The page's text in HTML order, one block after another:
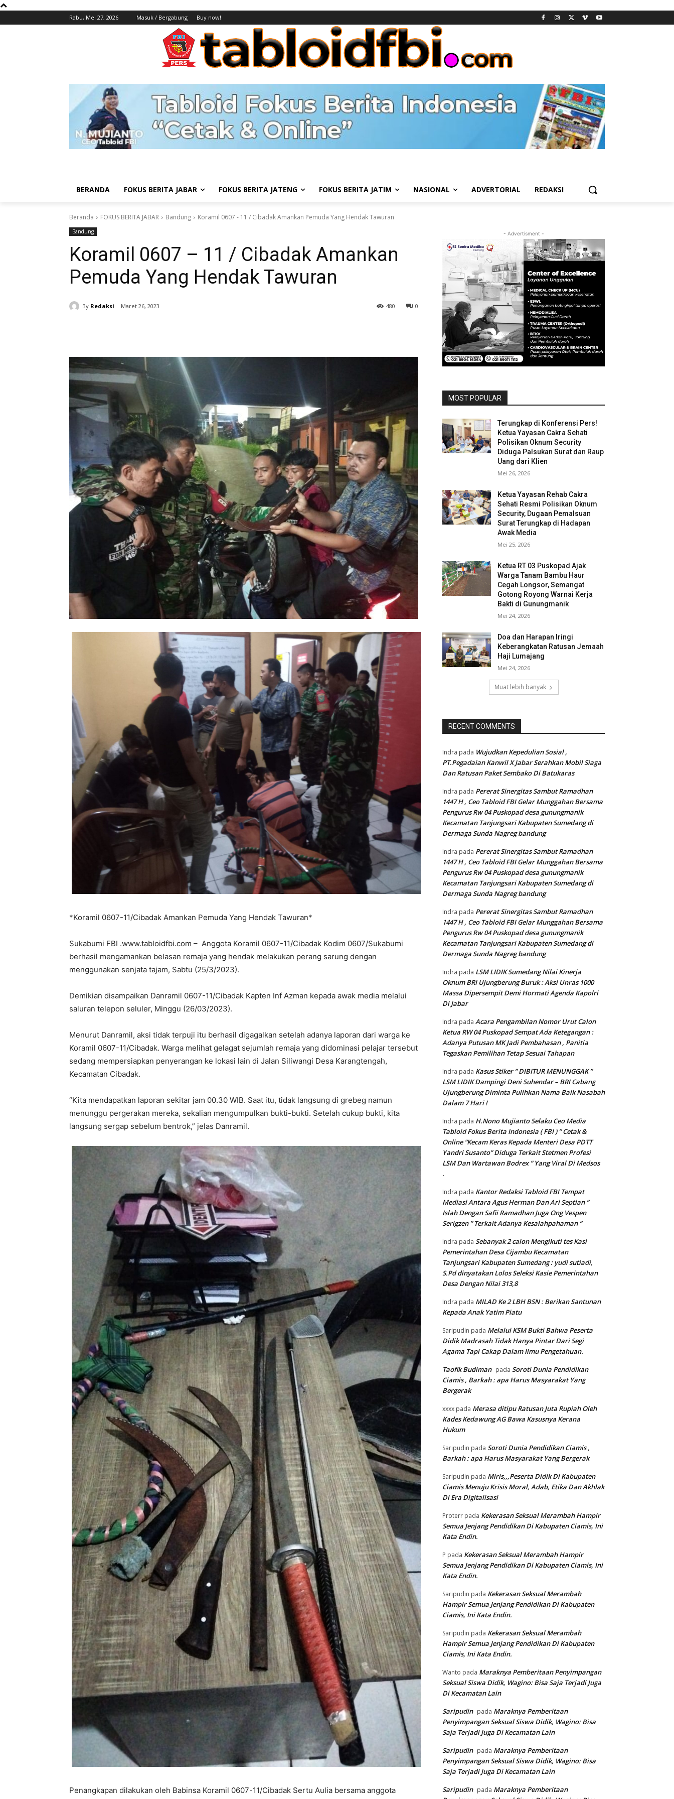
Rabu, Mei 27, 2026 Masuk / Bergabung Buy now!
BERANDA FOKUS BERITA JABAR FOKUS BERITA JATENG FOKUS BERITA JATIM NASIONAL ADVERTORIAL REDAKSI
Beranda FOKUS BERITA JABAR Bandung Koramil 0607 - 11 / Cibadak Amankan Pemuda Yang Hendak Tawuran
Bandung
Koramil 0607 – 11 / Cibadak Amankan
Pemuda Yang Hendak Tawuran
By Redaksi Maret 26, 2023 0
480
*Koramil 0607-11/Cibadak Amankan Pemuda Yang Hendak Tawuran*
Sukabumi FBI .www.tabloidfbi.com – Anggota Koramil 0607-11/Cibadak Kodim 0607/Sukabumi
berhasil mengamankan belasan remaja yang hendak melakukan perang sarung dengan
menggunakan senjata tajam, Sabtu (25/3/2023).
Demikian disampaikan Danramil 0607-11/Cibadak Kapten Inf Azman kepada awak media melalui
saluran telepon seluler, Minggu (26/03/2023).
Menurut Danramil, aksi tidak terpuji itu berhasil digagalkan setelah adanya laporan dari warga ke
Koramil 0607-11/Cibadak. Warga melihat gelagat sejumlah remaja yang didominasi pelajar tersebut
sedang mempersiapkan penyerangan ke lokasi lain di Jalan Siliwangi Desa Karangtengah,
Kecamatan Cibadak.
“Kita mendapatkan laporan sekitar jam 00.30 WIB. Saat itu, tidak langsung di grebeg namun
menunggu pergerakan mereka, sekalian mengumpulkan bukti-bukti. Setelah cukup bukti, kita
langsung sergap sebelum bentrok,” jelas Danramil.
Penangkapan dilakukan oleh Babinsa Koramil 0607-11/Cibadak Sertu Aulia bersama anggota
- Advertisment -
MOST POPULAR
Terungkap di Konferensi Pers!
Ketua Yayasan Cakra Sehati
Polisikan Oknum Security
Diduga Palsukan Surat dan Raup
Uang dari Klien
Mei 26, 2026
Ketua Yayasan Rehab Cakra
Sehati Resmi Polisikan Oknum
Security, Dugaan Pemalsuan
Surat Terungkap di Hadapan
Awak Media
Mei 25, 2026
Ketua RT 03 Puskopad Ajak
Warga Tanam Bambu Haur
Cegah Longsor, Semangat
Gotong Royong Warnai Kerja
Bakti di Gunungmanik
Mei 24, 2026
Doa dan Harapan Iringi
Keberangkatan Ratusan Jemaah
Haji Lumajang
Mei 24, 2026
Muat lebih banyak
RECENT COMMENTS
Indra pada Wujudkan Kepedulian Sosial ,
PT.Pegadaian Kanwil X Jabar Serahkan Mobil Siaga
Dan Ratusan Paket Sembako Di Batukaras
Indra pada Pererat Sinergitas Sambut Ramadhan
1447 H , Ceo Tabloid FBI Gelar Munggahan Bersama
Pengurus Rw 04 Puskopad desa gunungmanik
Kecamatan Tanjungsari Kabupaten Sumedang di
Dermaga Sunda Nagreg bandung
Indra pada Pererat Sinergitas Sambut Ramadhan
1447 H , Ceo Tabloid FBI Gelar Munggahan Bersama
Pengurus Rw 04 Puskopad desa gunungmanik
Kecamatan Tanjungsari Kabupaten Sumedang di
Dermaga Sunda Nagreg bandung
Indra pada Pererat Sinergitas Sambut Ramadhan
1447 H , Ceo Tabloid FBI Gelar Munggahan Bersama
Pengurus Rw 04 Puskopad desa gunungmanik
Kecamatan Tanjungsari Kabupaten Sumedang di
Dermaga Sunda Nagreg bandung
Indra pada LSM LIDIK Sumedang Nilai Kinerja
Oknum BRI Ujungberung Buruk : Aksi Unras 1000
Massa Dipersempit Demi Hormati Agenda Kapolri
Di Jabar
Indra pada Acara Pengambilan Nomor Urut Calon
Ketua RW 04 Puskopad Sempat Ada Ketegangan :
Adanya Putusan MK Jadi Pembahasan , Panitia
Tegaskan Pemilihan Tetap Sesuai Tahapan
Indra pada Kasus Stiker ” DIBITUR MENUNGGAK ”
LSM LIDIK Dampingi Deni Suhendar – BRI Cabang
Ujungberung Diminta Pulihkan Nama Baik Nasabah
Dalam 7 Hari !
Indra pada H.Nono Mujianto Selaku Ceo Media
Tabloid Fokus Berita Indonesia ( FBI ) ” Cetak &
Online “Kecam Keras Kepada Menteri Desa PDTT
Yandri Susanto” Diduga Terkait Stetmen Profesi
LSM Dan Wartawan Bodrex ” Yang Viral Di Medsos
.
Indra pada Kantor Redaksi Tabloid FBI Tempat
Mediasi Antara Agus Herman Dan Ari Septian ”
Islah Dengan Safii Ramadhan Juga Ong Vespen
Serigzen ” Terkait Adanya Kesalahpahaman “
Indra pada Sebanyak 2 calon Mengikuti tes Kasi
Pemerintahan Desa Cijambu Kecamatan
Tanjungsari Kabupaten Sumedang : yudi sutiadi,
S.Pd dinyatakan Lolos Seleksi Kasie Pemerintahan
Desa Dengan Nilai 313,8
Indra pada MILAD Ke 2 LBH BSN : Berikan Santunan
Kepada Anak Yatim Piatu
Saripudin pada Melalui KSM Bukti Bahwa Peserta
Didik Madrasah Tidak Hanya Pintar Dari Segi
Agama Tapi Cakap Dalam Ilmu Pengetahuan.
Taofik Budiman pada Soroti Dunia Pendidikan
Ciamis , Barkah : apa Harus Masyarakat Yang
Bergerak
xxxx pada Merasa ditipu Ratusan Juta Rupiah Oleh
Kades Kedawung AG Bawa Kasusnya Kerana
Hukum
Saripudin pada Soroti Dunia Pendidikan Ciamis ,
Barkah : apa Harus Masyarakat Yang Bergerak
Saripudin pada Miris,,,Peserta Didik Di Kabupaten
Ciamis Menuju Krisis Moral, Adab, Etika Dan Akhlak
Di Era Digitalisasi
Proterr pada Kekerasan Seksual Merambah Hampir
Semua Jenjang Pendidikan Di Kabupaten Ciamis, Ini
Kata Endin.
P pada Kekerasan Seksual Merambah Hampir
Semua Jenjang Pendidikan Di Kabupaten Ciamis, Ini
Kata Endin.
Saripudin pada Kekerasan Seksual Merambah
Hampir Semua Jenjang Pendidikan Di Kabupaten
Ciamis, Ini Kata Endin.
Saripudin pada Kekerasan Seksual Merambah
Hampir Semua Jenjang Pendidikan Di Kabupaten
Ciamis, Ini Kata Endin.
Wanto pada Maraknya Pemberitaan Penyimpangan
Seksual Siswa Didik, Wagino: Bisa Saja Terjadi Juga
Di Kecamatan Lain
Saripudin pada Maraknya Pemberitaan
Penyimpangan Seksual Siswa Didik, Wagino: Bisa
Saja Terjadi Juga Di Kecamatan Lain
Saripudin pada Maraknya Pemberitaan
Penyimpangan Seksual Siswa Didik, Wagino: Bisa
Saja Terjadi Juga Di Kecamatan Lain
Saripudin pada Maraknya Pemberitaan